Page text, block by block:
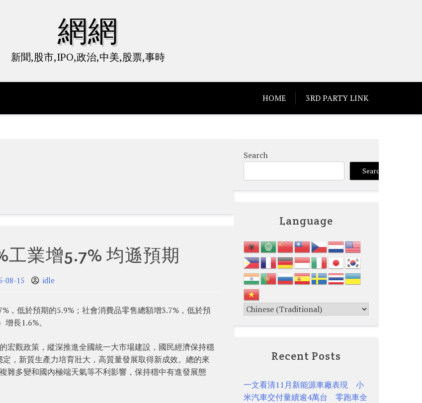
網網
新聞,股市,IPO,政治,中美,股票,事時
HOME 3RD PARTY LINK
工業增5.7% 均遜預期
08-15 idle
，低於預期的5.9%；社會消費品零售總額增3.7%，低於預
長1.6%。
宏觀政策，縱深推進全國統一大市場建設，國民經濟保持穩
，新質生產力培育壯大，高質量發展取得新成效。總的來
雜多變和國內極端天氣等不利影響，保持穩中有進發展態
Search
Search
Language
Recent Posts
一文看清11月新能源車廠表現 小
米汽車交付量續逾4萬台 零跑車全